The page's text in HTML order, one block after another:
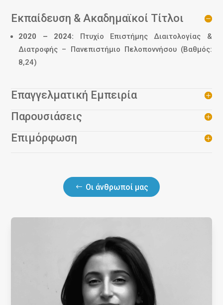
Εκπαίδευση & Ακαδημαϊκοί Τίτλοι
2020 – 2024: Πτυχίο Επιστήμης Διαιτολογίας &
Διατροφής – Πανεπιστήμιο Πελοποννήσου (Βαθμός:
8,24)
Επαγγελματική Εμπειρία
Παρουσιάσεις
Επιμόρφωση
Οι άνθρωποί μας